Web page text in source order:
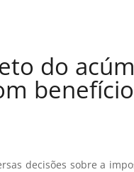
do
decisões sobre a